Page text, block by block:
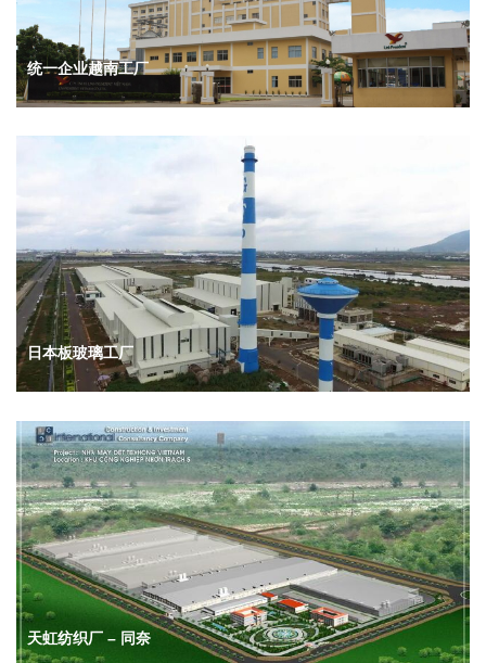
统一企业越南工厂
日本板玻璃工厂
天虹纺织厂 – 同奈